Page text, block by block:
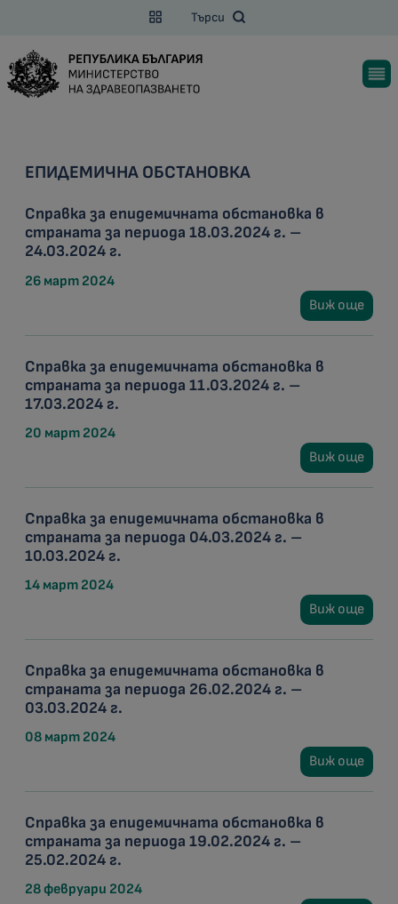
Търси
ЕПИДЕМИЧНА ОБСТАНОВКА
Справка за епидемичната обстановка в
страната за периода 18.03.2024 г. –
24.03.2024 г.
26 март 2024
Виж още
Справка за епидемичната обстановка в
страната за периода 11.03.2024 г. –
17.03.2024 г.
20 март 2024
Виж още
Справка за епидемичната обстановка в
страната за периода 04.03.2024 г. –
10.03.2024 г.
14 март 2024
Виж още
Справка за епидемичната обстановка в
страната за периода 26.02.2024 г. –
03.03.2024 г.
08 март 2024
Виж още
Справка за епидемичната обстановка в
страната за периода 19.02.2024 г. –
25.02.2024 г.
28 февруари 2024